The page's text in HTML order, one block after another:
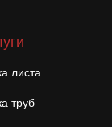
листа
труб